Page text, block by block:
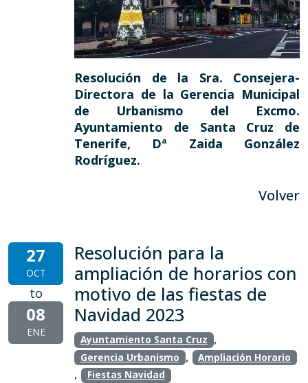
Resolución de la Sra. Consejera-
Directora de la Gerencia Municipal
de Urbanismo del Excmo.
Ayuntamiento de Santa Cruz de
Tenerife, Dª Zaida González
Rodríguez.
Volver
27
OCT
to
08
ENE
Resolución para la
ampliación de horarios con
motivo de las fiestas de
Navidad 2023
Ayuntamiento Santa Cruz ,
Gerencia Urbanismo , Ampliación Horario
, Fiestas Navidad